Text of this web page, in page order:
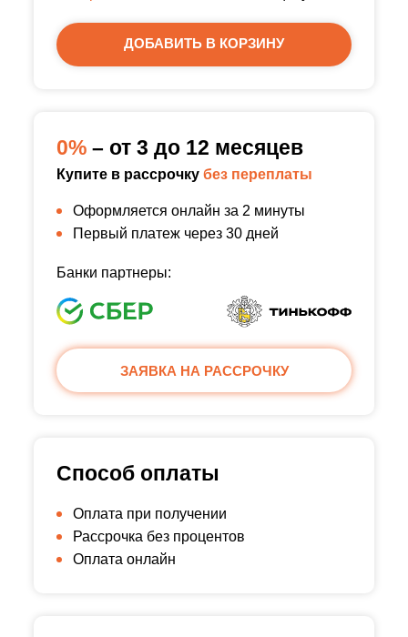
ДОБАВИТЬ В КОРЗИНУ
0% – от 3 до 12 месяцев
Купите в рассрочку без переплаты
Оформляется онлайн за 2 минуты
Первый платеж через 30 дней
Банки партнеры:
ЗАЯВКА НА РАССРОЧКУ
Способ оплаты
Оплата при получении
Рассрочка без процентов
Оплата онлайн